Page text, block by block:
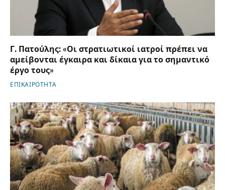
Γ. Πατούλης: «Οι στρατιωτικοί ιατροί πρέπει να
αμείβονται έγκαιρα και δίκαια για το σημαντικό
έργο τους»
ΕΠΙΚΑΙΡΟΤΗΤΑ